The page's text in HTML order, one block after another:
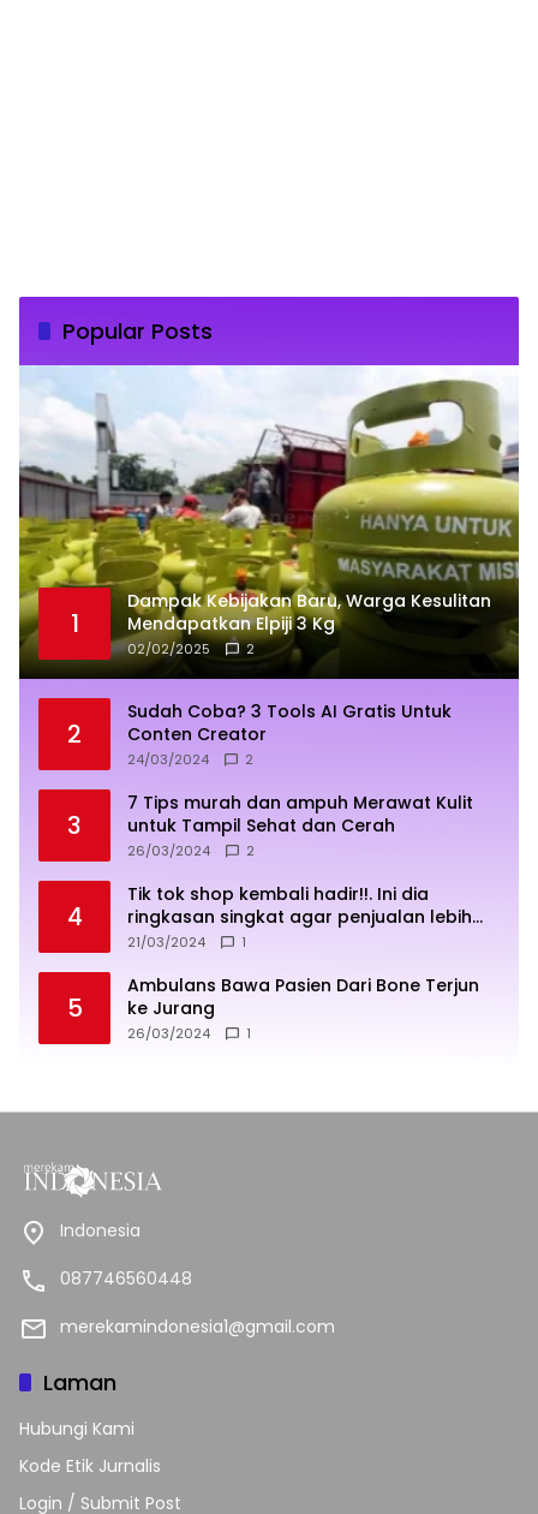
Popular Posts
1
Dampak Kebijakan Baru, Warga Kesulitan
Mendapatkan Elpiji 3 Kg
02/02/2025 2
2
Sudah Coba? 3 Tools AI Gratis Untuk
Conten Creator
24/03/2024 2
3
7 Tips murah dan ampuh Merawat Kulit
untuk Tampil Sehat dan Cerah
26/03/2024 2
4
Tik tok shop kembali hadir!!. Ini dia
ringkasan singkat agar penjualan lebih
sukses
21/03/2024 1
5
Ambulans Bawa Pasien Dari Bone Terjun
ke Jurang
26/03/2024 1
Indonesia
087746560448
merekamindonesia1@gmail.com
Laman
Hubungi Kami
Kode Etik Jurnalis
Login / Submit Post